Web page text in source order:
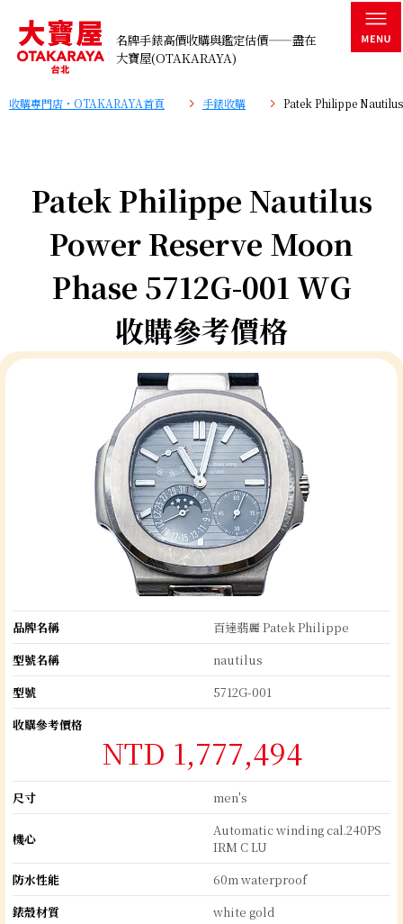
名牌手錶高價收購與鑑定估價——盡在
大寶屋(OTAKARAYA)
收購專門店・OTAKARAYA首頁 手錶收購 Patek Philippe
Patek Philippe Nautilus
Power Reserve Moon
Phase 5712G-001 WG
收購參考價格
品牌名稱
百達翡麗 Patek Philippe
型號名稱
nautilus
型號
5712G-001
收購參考價格
NTD 1,777,494
尺寸 men's
機心
Automatic winding cal.240PS
IRM C LU
防水性能
60m waterproof
錶殼材質
white gold